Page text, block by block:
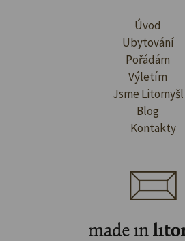
Úvod
Ubytování
Pořádám
Výletím
Jsme Litomyšl
Blog
Kontakty